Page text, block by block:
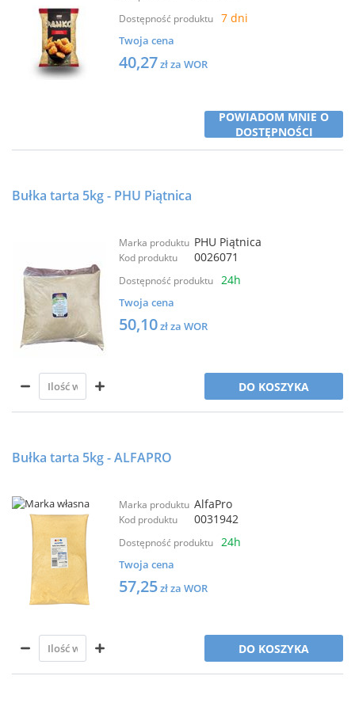
Dostępność produktu 7 dni
Twoja cena
40,27zł za WOR
POWIADOM MNIE O
DOSTĘPNOŚCI
Bułka tarta 5kg - PHU Piątnica
Marka produktu PHU Piątnica
Kod produktu 0026071
Dostępność produktu 24h
Twoja cena
50,10zł za WOR
DO KOSZYKA
Bułka tarta 5kg - ALFAPRO
Marka produktu AlfaPro
Kod produktu 0031942
Dostępność produktu 24h
Twoja cena
57,25zł za WOR
DO KOSZYKA